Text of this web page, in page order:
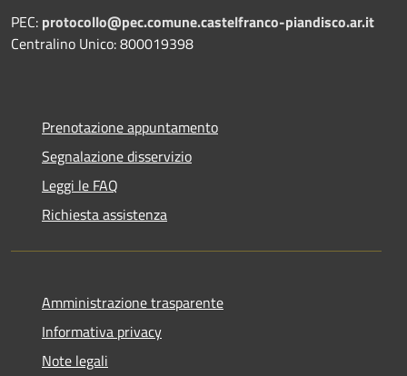
PEC: protocollo@pec.comune.castelfranco-piandisco.ar.it
Centralino Unico: 800019398
Prenotazione appuntamento
Segnalazione disservizio
Leggi le FAQ
Richiesta assistenza
Amministrazione trasparente
Informativa privacy
Note legali